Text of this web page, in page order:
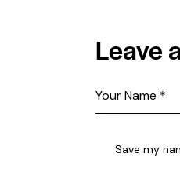
Leave
Save my